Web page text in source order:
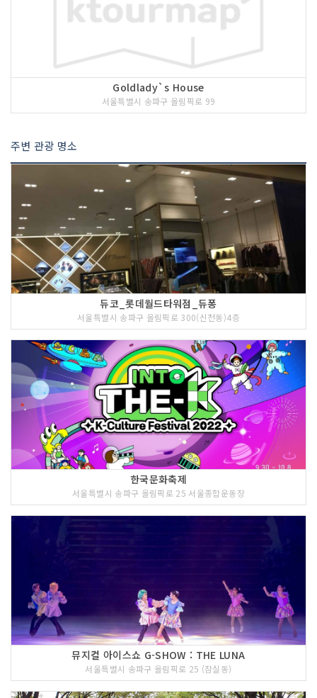
Goldlady`s House
서울특별시 송파구 올림픽로 99
주변 관광 명소
듀코_롯데월드타워점_듀퐁
서울특별시 송파구 올림픽로 300(신천동)4층
한국문화축제
서울특별시 송파구 올림픽로 25 서울종합운동장
뮤지컬 아이스쇼 G-SHOW : THE LUNA
서울특별시 송파구 올림픽로 25 (잠실동)